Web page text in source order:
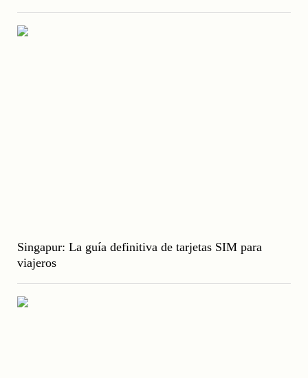
Singapur: La guía definitiva de tarjetas SIM para
viajeros